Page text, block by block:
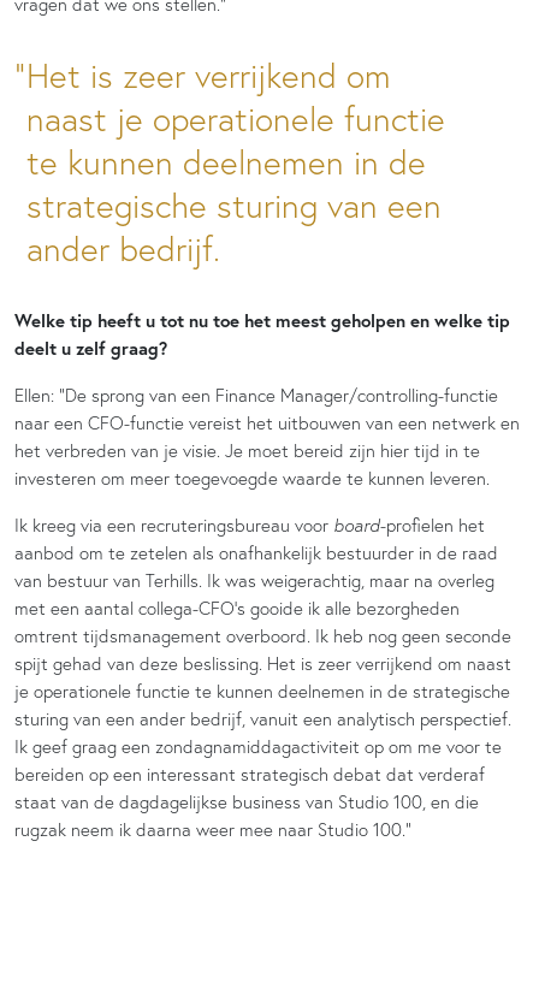
vragen dat we ons stellen.”
Het is zeer verrijkend om
naast je operationele functie
te kunnen deelnemen in de
strategische sturing van een
ander bedrijf.
Welke tip heeft u tot nu toe het meest geholpen en welke tip
deelt u zelf graag?
Ellen: “De sprong van een Finance Manager/controlling-functie
naar een CFO-functie vereist het uitbouwen van een netwerk en
het verbreden van je visie. Je moet bereid zijn hier tijd in te
investeren om meer toegevoegde waarde te kunnen leveren.
Ik kreeg via een recruteringsbureau voor board-profielen het
aanbod om te zetelen als onafhankelijk bestuurder in de raad
van bestuur van Terhills. Ik was weigerachtig, maar na overleg
met een aantal collega-CFO’s gooide ik alle bezorgheden
omtrent tijdsmanagement overboord. Ik heb nog geen seconde
spijt gehad van deze beslissing. Het is zeer verrijkend om naast
je operationele functie te kunnen deelnemen in de strategische
sturing van een ander bedrijf, vanuit een analytisch perspectief.
Ik geef graag een zondagnamiddagactiviteit op om me voor te
bereiden op een interessant strategisch debat dat verderaf
staat van de dagdagelijkse business van Studio 100, en die
rugzak neem ik daarna weer mee naar Studio 100.”